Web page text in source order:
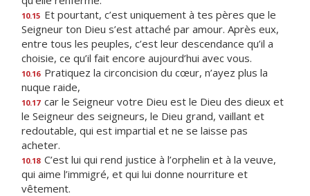
10.15 Et pourtant, c’est uniquement à tes pères que le
Seigneur ton Dieu s’est attaché par amour. Après eux,
entre tous les peuples, c’est leur descendance qu’il a
choisie, ce qu’il fait encore aujourd’hui avec vous.
10.16 Pratiquez la circoncision du cœur, n’ayez plus la
nuque raide,
10.17 car le Seigneur votre Dieu est le Dieu des dieux et
le Seigneur des seigneurs, le Dieu grand, vaillant et
redoutable, qui est impartial et ne se laisse pas
acheter.
10.18 C’est lui qui rend justice à l’orphelin et à la veuve,
qui aime l’immigré, et qui lui donne nourriture et
vêtement.